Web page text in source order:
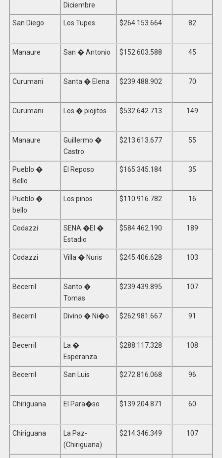
Diciembre
San Diego Los Tupes $264.153.664 82
Manaure San � Antonio $152.603.588 45
Curumani Santa � Elena $239.488.902 70
Curumani Los � piojitos $532.642.713 149
Manaure
Guillermo �
Castro
$213.613.677 55
Pueblo �
Bello
El Reposo $165.345.184 35
Pueblo �
bello
Los pinos $110.916.782 16
Codazzi
SENA �El �
Estadio
$584.462.190 189
Codazzi Villa � Nuris $245.406.628 103
Becerril
Santo �
Tomas
$239.439.895 107
Becerril Divino � Ni�o $262.981.667 91
Becerril
La �
Esperanza
$288.117.328 108
Becerril San Luis $272.816.068 96
Chiriguana El Para�so $139.204.871 60
Chiriguana
La Paz-
(Chiriguana)
$214.346.349 107